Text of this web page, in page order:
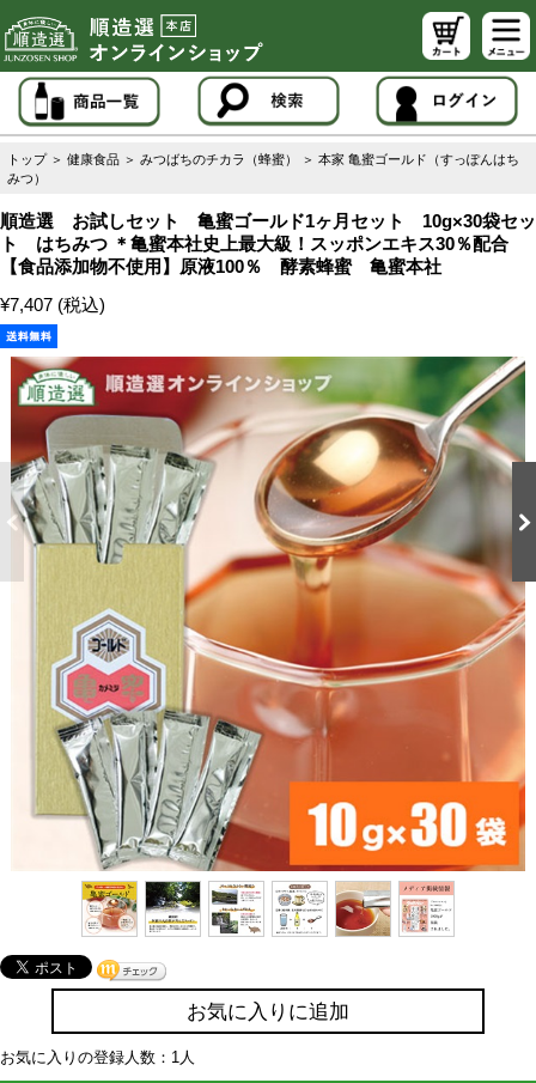
トップ ＞ 健康食品 ＞ みつばちのチカラ（蜂蜜） ＞ 本家 亀蜜ゴールド（すっぽんはち
みつ）
順造選 お試しセット 亀蜜ゴールド1ヶ月セット 10g×30袋セッ
ト はちみつ ＊亀蜜本社史上最大級！スッポンエキス30％配合
【食品添加物不使用】原液100％ 酵素蜂蜜 亀蜜本社
¥7,407 (税込)
お気に入りに追加
お気に入りの登録人数：1人